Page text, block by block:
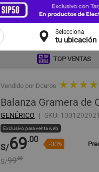
Selecciona
tu ubicación
TOP VENTAS
Vendido por Dcuros ★ ★ ★
Balanza Gramera de
GENÉRICO SKU: 1001292921
Exclusivo para venta web
S/69.00 -30%
S/99.00